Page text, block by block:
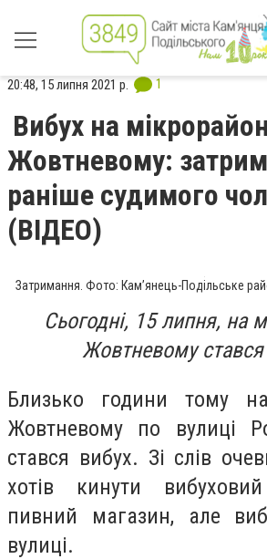
20:48, 15 липня 2021 р. 1
Вибух на
Жовтневому:
раніше судимого
(ВІДЕО)
Затримання. Фото: Кам’янець-Подільське
Сьогодні, 15 липня, на
Жовтневому стався
Близько години тому на
Жовтневому по вулиці
стався вибух. Зі слів
хотів кинути
пивний магазин, але
вулиці.